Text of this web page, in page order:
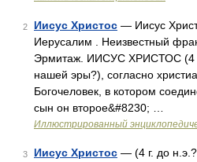
2 Иисус Христос — Иисус
Иерусалим . Неизвестный
Эрмитаж. ИИСУС ХРИСТОС (4
нашей эры?), согласно
Богочеловек, в котором
сын он второе&#8230; …
Иллюстрированный
3 Иисус Христос — (4 г. до